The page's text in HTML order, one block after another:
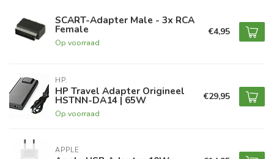
SCART-Adapter Male - 3x RCA
Female
Op voorraad
€4,95
HP.
HP Travel Adapter Origineel
HSTNN-DA14 | 65W
Op voorraad
€29,95
APPLE